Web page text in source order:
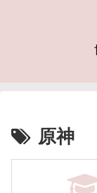
原神